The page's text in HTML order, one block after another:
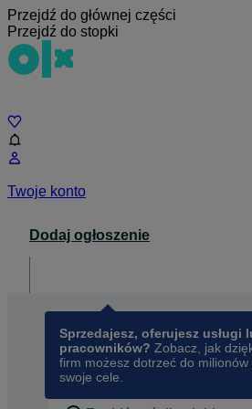
Przejdź do głównej części
Przejdź do stopki
Twoje konto
Dodaj ogłoszenie
Sprzedajesz, oferujesz usługi
pracowników? Zobacz, jak
firm możesz dotrzeć do
swoje cele.